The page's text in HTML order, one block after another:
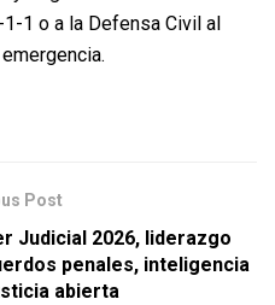
1 o a la Defensa Civil al
Post
Judicial 2026, liderazgo
penales, inteligencia
abierta